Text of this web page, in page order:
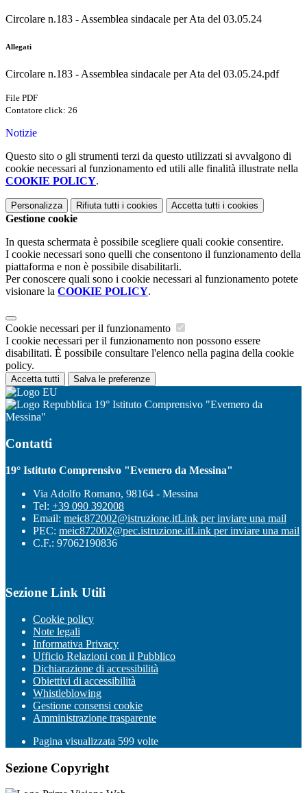
Circolare n.183 - Assemblea sindacale per Ata del 03.05.24
Allegati
Circolare n.183 - Assemblea sindacale per Ata del 03.05.24.pdf
File PDF
Contatore click: 26
Notizie
Questo sito o gli strumenti terzi da questo utilizzati si avvalgono di
cookie necessari al funzionamento ed utili alle finalità illustrate nella
COOKIE POLICY.
Personalizza Rifiuta tutti i cookies Accetta tutti i cookies
Gestione cookie
In questa schermata è possibile scegliere quali cookie consentire.
I cookie necessari sono quelli che consentono il funzionamento della
piattaforma e non è possibile disabilitarli.
Per conoscere quali sono i cookie necessari al funzionamento potete
visionare la COOKIE POLICY.
Cookie necessari per il funzionamento
I cookie necessari per il funzionamento non possono essere
disabilitati. È possibile consultare l'elenco nella pagina della cookie
policy.
Accetta tutti Salva le preferenze
19° Istituto Comprensivo "Evemero da
Messina"
Contatti
19° Istituto Comprensivo "Evemero da Messina"
Via Adolfo Romano, 98164 - Messina
Tel: +39 090 392008
Email: meic872002@istruzione.itLink per inviare una mail
PEC: meic872002@pec.istruzione.itLink per inviare una mail
C.F.: 97062190836
Sezione Link Utili
Cookie policy
Note legali
Informativa Privacy
Ufficio Relazioni con il Pubblico
Dichiarazione di accessibilità
Obiettivi di accessibilità
Whistleblowing
Gestione consensi cookie
Amministrazione trasparente
Pagina visualizzata 599 volte
Sezione Copyright